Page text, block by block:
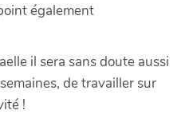
également
il sera sans doute aussi
de travailler sur
!